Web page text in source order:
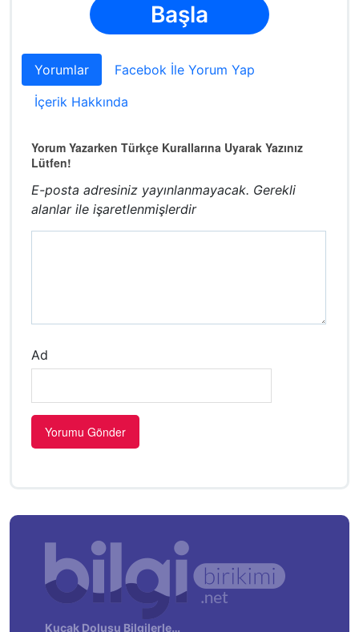
Başla
Yorumlar
Facebok İle Yorum Yap
İçerik Hakkında
Yorum Yazarken Türkçe Kurallarına Uyarak Yazınız
Lütfen!
E-posta adresiniz yayınlanmayacak. Gerekli
alanlar ile işaretlenmişlerdir
Ad
Kucak Dolusu Bilgilerle…